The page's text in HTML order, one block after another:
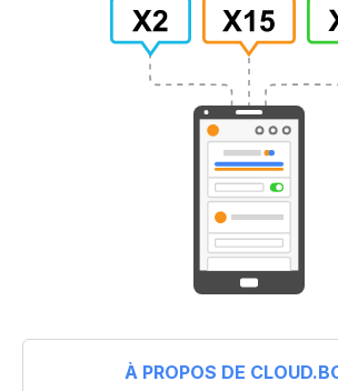
À PROPOS DE